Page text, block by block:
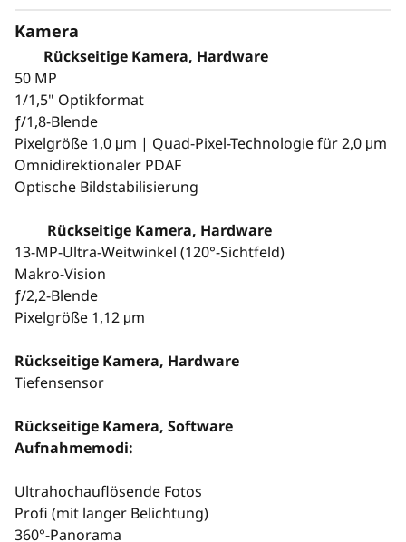
Kamera
Rückseitige Kamera, Hardware
50 MP
1/1,5" Optikformat
ƒ/1,8-Blende
Pixelgröße 1,0 μm | Quad-Pixel-Technologie für 2,0 μm
Omnidirektionaler PDAF
Optische Bildstabilisierung
Rückseitige Kamera, Hardware
13-MP-Ultra-Weitwinkel (120°-Sichtfeld)
Makro-Vision
ƒ/2,2-Blende
Pixelgröße 1,12 μm
Rückseitige Kamera, Hardware
Tiefensensor
Rückseitige Kamera, Software
Aufnahmemodi:
Ultrahochauflösende Fotos
Profi (mit langer Belichtung)
360°-Panorama